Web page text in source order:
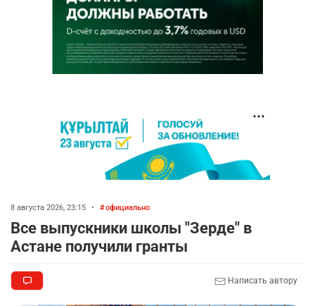
8 августа 2026, 23:15 • официально
Все выпускники школы "Зерде" в
Астане получили гранты
Написать автору